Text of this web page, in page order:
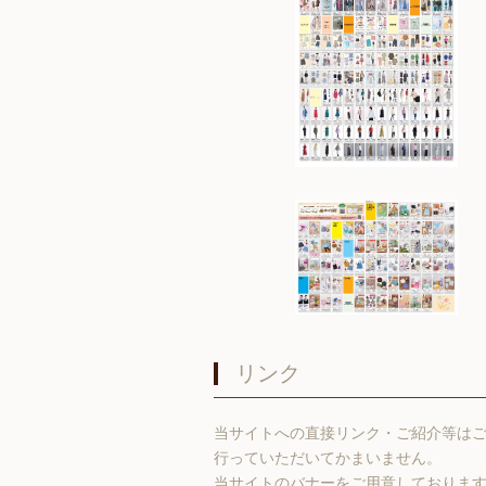
リンク
当サイトへの直接リンク・ご紹介等は
行っていただいてかまいません。